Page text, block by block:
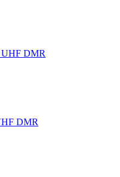
UHF DMR
DMR